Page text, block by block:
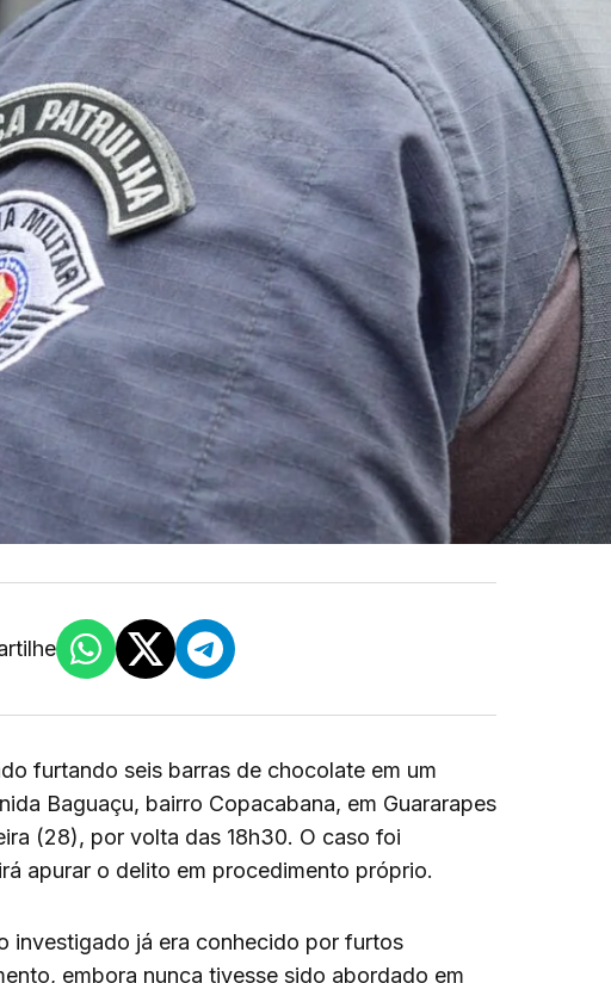
furtando seis barras de chocolate em um
Baguaçu, bairro Copacabana, em Guararapes
(28), por volta das 18h30. O caso foi
apurar o delito em procedimento próprio.
investigado já era conhecido por furtos
embora nunca tivesse sido abordado em